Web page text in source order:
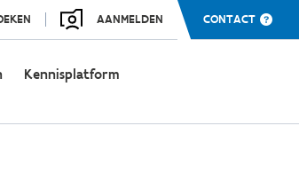
AANMELDEN CONTACT
Kennisplatform